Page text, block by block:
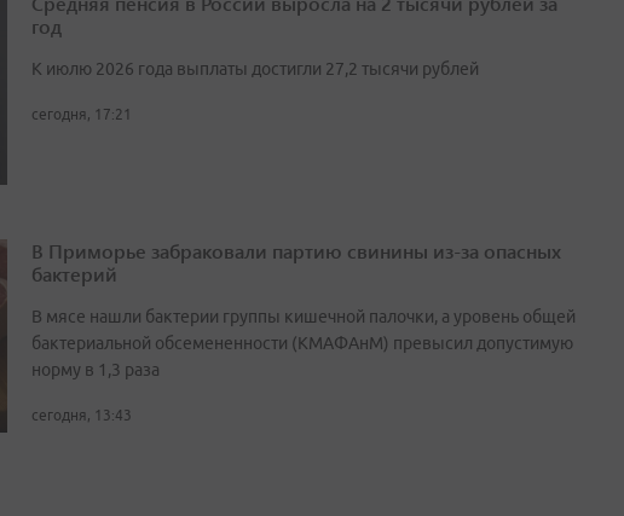
год
К июлю 2026 года выплаты достигли 27,2 тысячи рублей
сегодня, 17:21
В Приморье забраковали партию свинины из-за опасных
бактерий
В мясе нашли бактерии группы кишечной палочки, а уровень общей
бактериальной обсемененности (КМАФАнМ) превысил допустимую
норму в 1,3 раза
сегодня, 13:43